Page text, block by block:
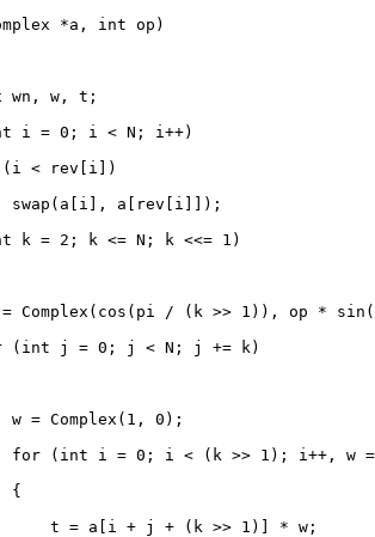
*a , int op )
wn, w, t;
i = 0 ; i < N; i++)
(i < rev[i])
swap (a[i], a[rev[i]]);
k = 2 ; k <= N; k <<= 1 )
= Complex ( cos (pi / (k >> 1 )), op * sin
( int j = 0 ; j < N; j += k)
w = Complex ( 1 , 0 );
for ( int i = 0 ; i < (k >> 1 ); i++ , w =
{
t = a[i + j + (k >> 1 )] * w;